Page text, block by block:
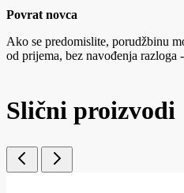
Povrat novca
Ako se predomislite, porudžbinu
od prijema, bez navođenja razloga
Slični proizvodi